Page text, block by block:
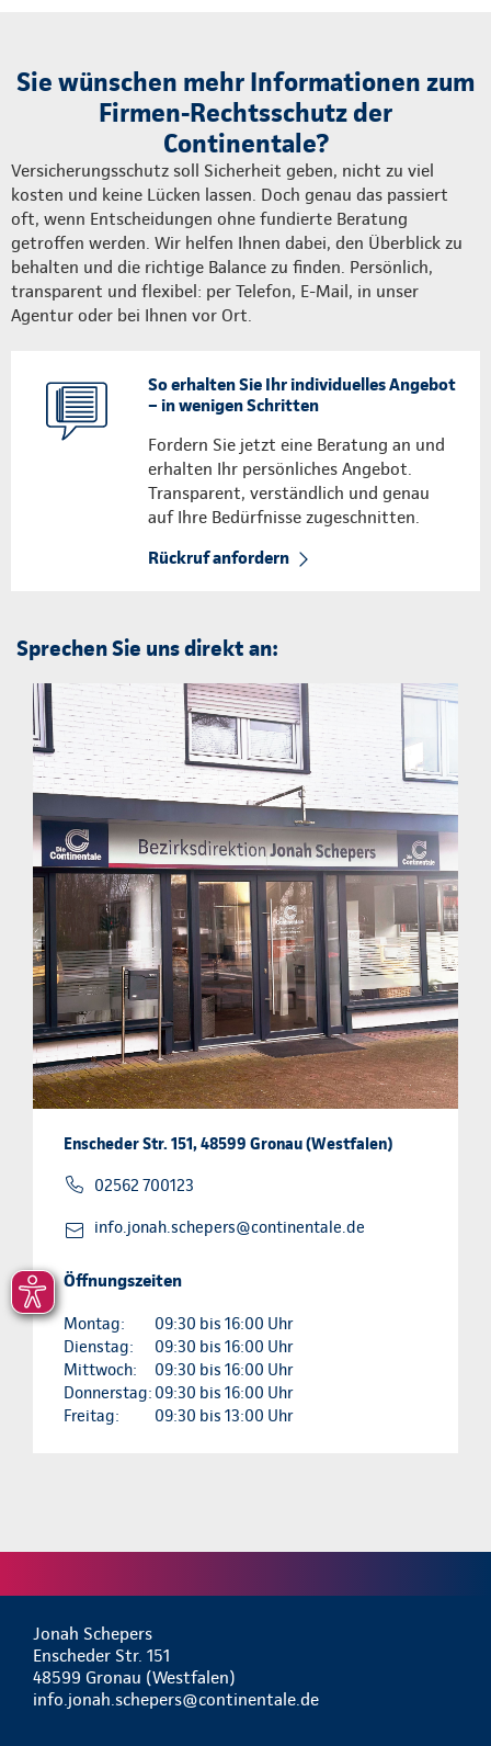
Sie wünschen mehr Informationen zum
Firmen-Rechtsschutz der
Continentale?
Versicherungsschutz soll Sicherheit geben, nicht zu viel
kosten und keine Lücken lassen. Doch genau das passiert
oft, wenn Entscheidungen ohne fundierte Beratung
getroffen werden. Wir helfen Ihnen dabei, den Überblick zu
behalten und die richtige Balance zu finden. Persönlich,
transparent und flexibel: per Telefon, E-Mail, in unser
Agentur oder bei Ihnen vor Ort.
So erhalten Sie Ihr individuelles Angebot
– in wenigen Schritten
Fordern Sie jetzt eine Beratung an und
erhalten Ihr persönliches Angebot.
Transparent, verständlich und genau
auf Ihre Bedürfnisse zugeschnitten.
Rückruf anfordern
Sprechen Sie uns direkt an:
Enscheder Str. 151, 48599 Gronau (Westfalen)
02562 700123
info.jonah.schepers@continentale.de
Öffnungszeiten
Montag:
09:30 bis 16:00 Uhr
Dienstag:
09:30 bis 16:00 Uhr
Mittwoch:
09:30 bis 16:00 Uhr
Donnerstag: 09:30 bis 16:00 Uhr
Freitag:
09:30 bis 13:00 Uhr
Jonah Schepers
Enscheder Str. 151
48599 Gronau (Westfalen)
info.jonah.schepers@continentale.de